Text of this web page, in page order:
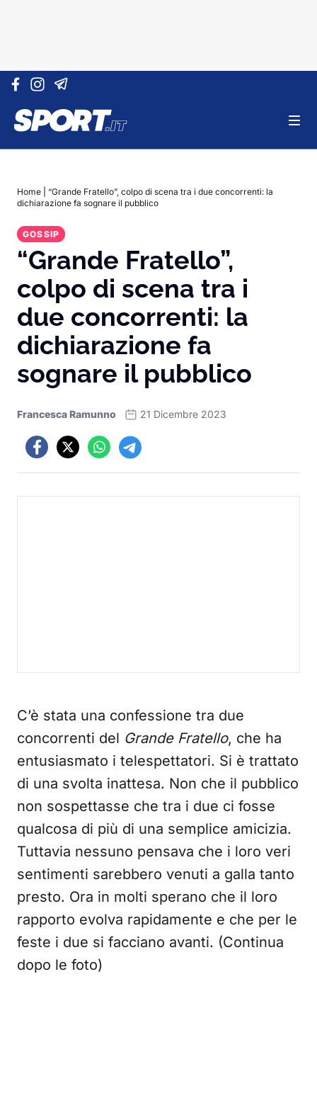
Vai al contenuto
Home
“Grande Fratello”, colpo di scena tra i due concorrenti: la
dichiarazione fa sognare il pubblico
GOSSIP
“Grande Fratello”,
colpo di scena tra i
due concorrenti: la
dichiarazione fa
sognare il pubblico
Francesca Ramunno 21 Dicembre 2023
C’è stata una confessione tra due
concorrenti del Grande Fratello, che ha
entusiasmato i telespettatori. Si è trattato
di una svolta inattesa. Non che il pubblico
non sospettasse che tra i due ci fosse
qualcosa di più di una semplice amicizia.
Tuttavia nessuno pensava che i loro veri
sentimenti sarebbero venuti a galla tanto
presto. Ora in molti sperano che il loro
rapporto evolva rapidamente e che per le
feste i due si facciano avanti. (Continua
dopo le foto)